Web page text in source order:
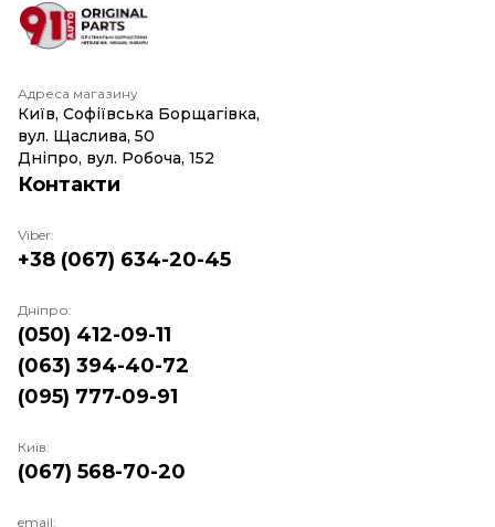
Адреса магазину
Київ, Софіївська Борщагівка,
вул. Щаслива, 50
Дніпро, вул. Робоча, 152
Контакти
Viber:
+38 (067) 634-20-45
Дніпро:
(050) 412-09-11
(063) 394-40-72
(095) 777-09-91
Київ:
(067) 568-70-20
email: